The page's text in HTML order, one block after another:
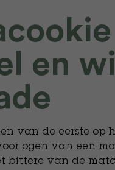
en
van de eerste
ogen van een
bittere van de